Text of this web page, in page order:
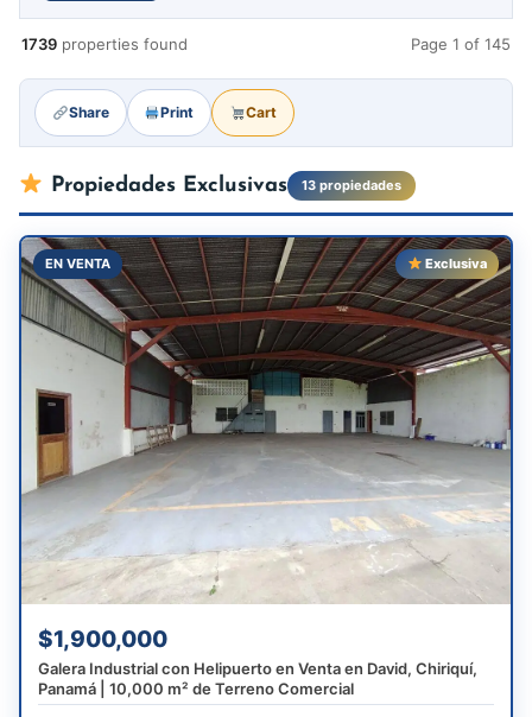
1739 properties found Page 1 of 145
Share Print Cart
Propiedades Exclusivas 13 propiedades
EN VENTA Exclusiva
$1,900,000
Galera Industrial con Helipuerto en Venta en David, Chiriquí,
Panamá | 10,000 m² de Terreno Comercial